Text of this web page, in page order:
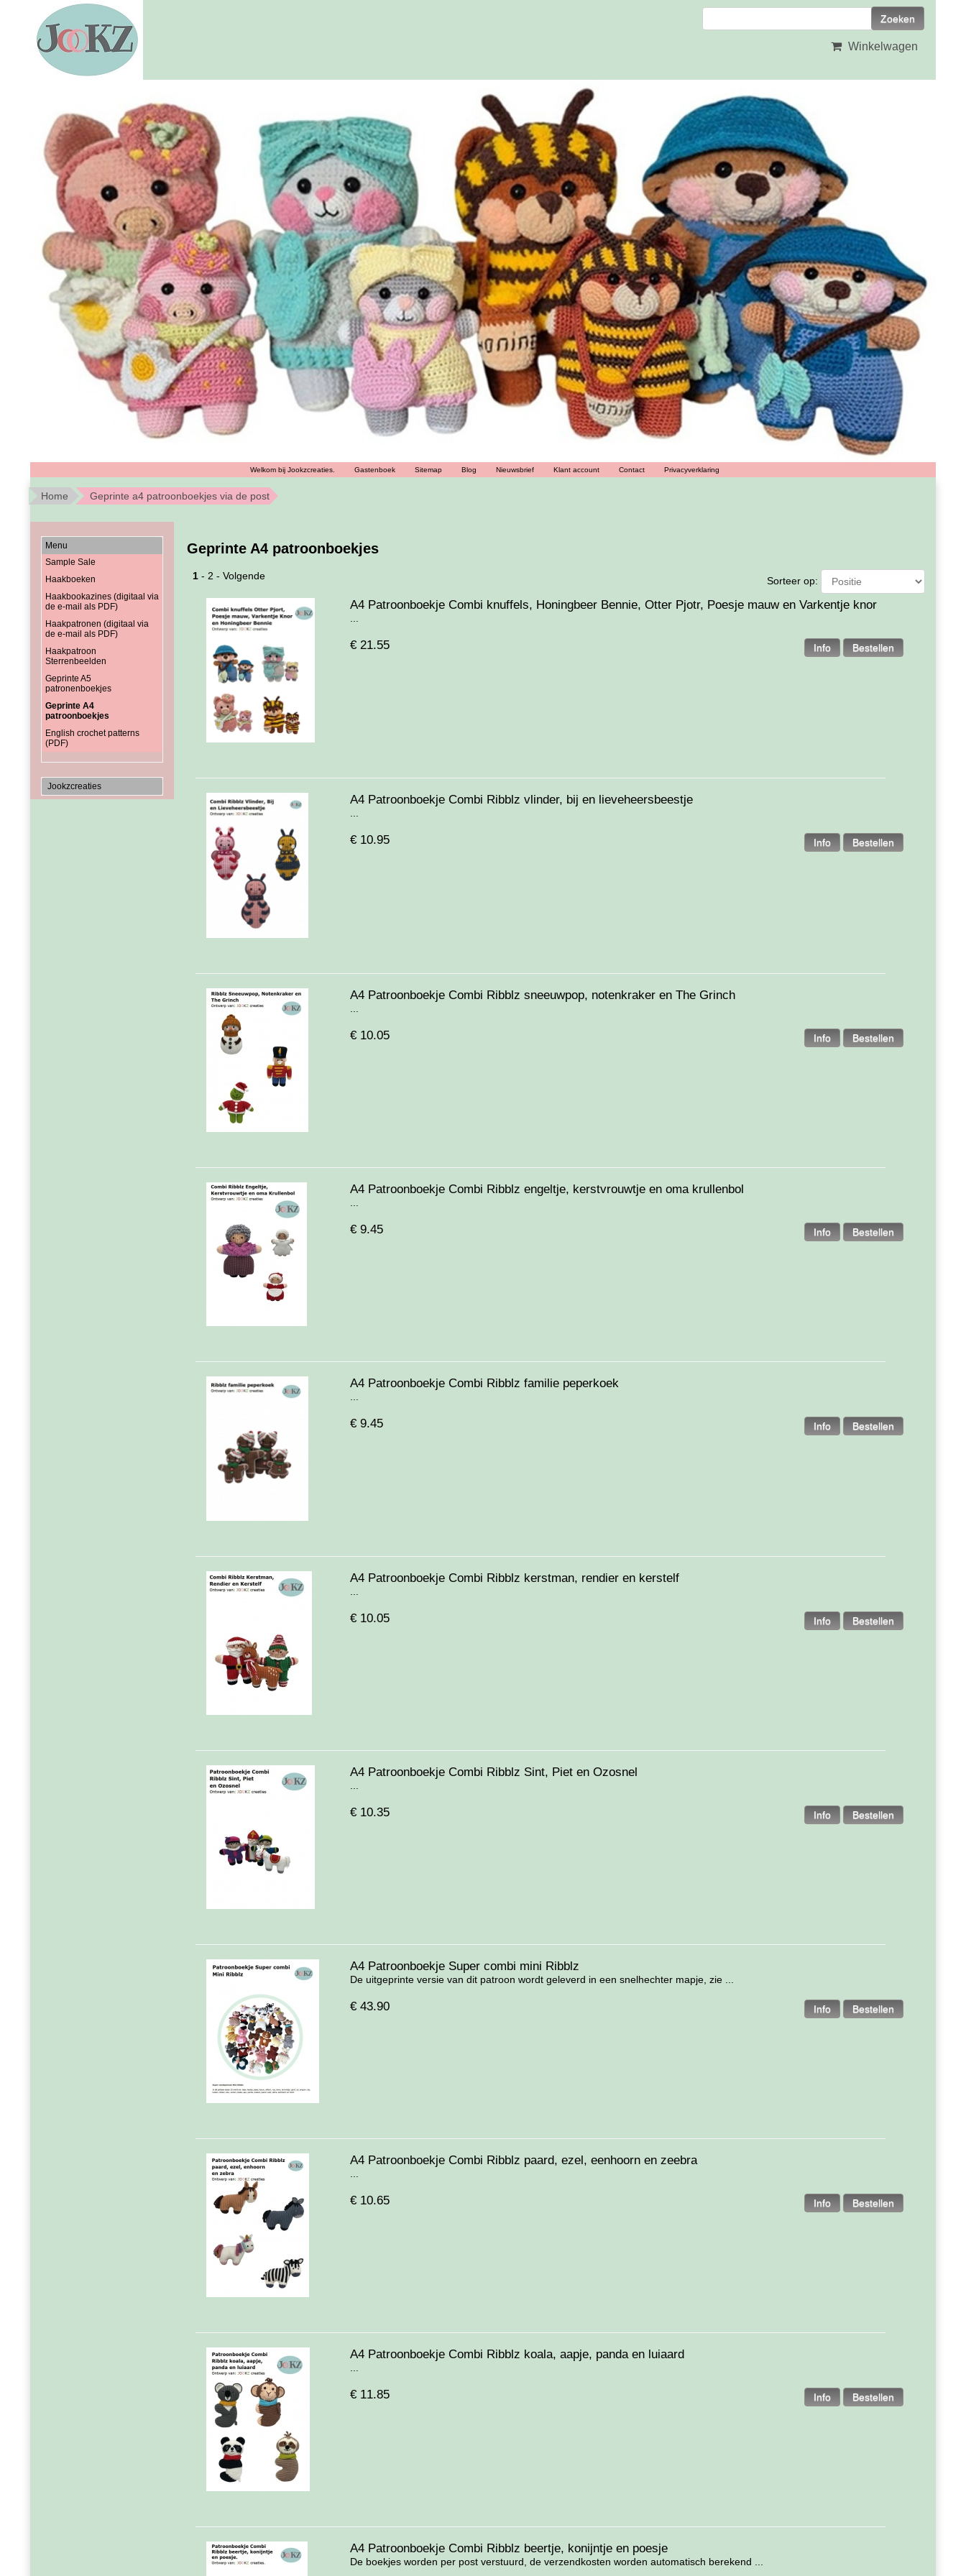
Winkelwagen
Welkom bij Jookzcreaties. Gastenboek Sitemap Blog Nieuwsbrief Klant account Contact Privacyverklaring
Home Geprinte a4 patroonboekjes via de post
Menu
Sample Sale
Haakboeken
Haakbookazines (digitaal via
de e-mail als PDF)
Haakpatronen (digitaal via
de e-mail als PDF)
Haakpatroon
Sterrenbeelden
Geprinte A5
patronenboekjes
Geprinte A4
patroonboekjes
English crochet patterns
(PDF)
Jookzcreaties
Geprinte A4 patroonboekjes
Sorteer op:
1 - 2 - Volgende
A4 Patroonboekje Combi knuffels, Honingbeer Bennie, Otter Pjotr, Poesje mauw en Varkentje knor
€ 21.55
A4 Patroonboekje Combi Ribblz vlinder, bij en lieveheersbeestje
€ 10.95
A4 Patroonboekje Combi Ribblz sneeuwpop, notenkraker en The Grinch
€ 10.05
A4 Patroonboekje Combi Ribblz engeltje, kerstvrouwtje en oma krullenbol
€ 9.45
A4 Patroonboekje Combi Ribblz familie peperkoek
€ 9.45
A4 Patroonboekje Combi Ribblz kerstman, rendier en kerstelf
€ 10.05
A4 Patroonboekje Combi Ribblz Sint, Piet en Ozosnel
€ 10.35
A4 Patroonboekje Super combi mini Ribblz
De uitgeprinte versie van dit patroon wordt geleverd in een snelhechter mapje, zie ...
€ 43.90
A4 Patroonboekje Combi Ribblz paard, ezel, eenhoorn en zeebra
€ 10.65
A4 Patroonboekje Combi Ribblz koala, aapje, panda en luiaard
€ 11.85
A4 Patroonboekje Combi Ribblz beertje, konijntje en poesje
De boekjes worden per post verstuurd, de verzendkosten worden automatisch berekend ...